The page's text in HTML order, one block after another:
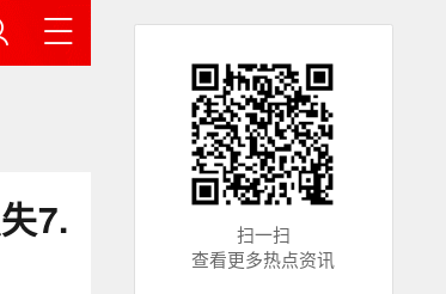
扫一扫
查看更多热点资讯